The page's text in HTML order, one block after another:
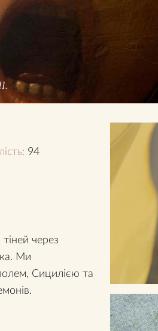
94
через
Ми
Сицилією та